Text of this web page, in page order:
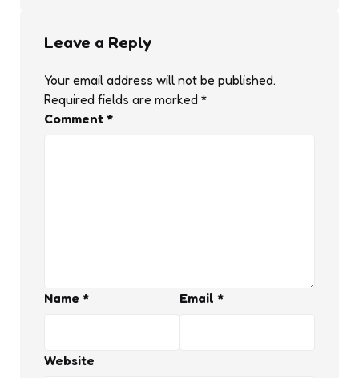
Leave a Reply
Your email address will not be published.
Required fields are marked *
Comment *
Name * Email *
Website